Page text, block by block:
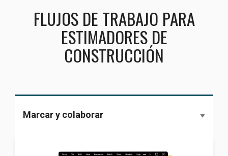
FLUJOS DE TRABAJO PARA
ESTIMADORES DE
CONSTRUCCIÓN
Marcar y colaborar